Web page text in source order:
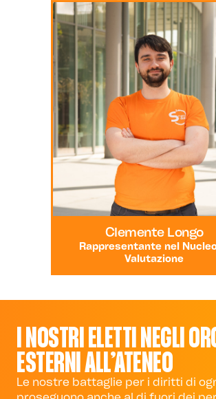
Clemente Longo
Rappresentante nel
Valutazione
I NOSTRI ELETTI NEGLI
ESTERNI ALL’ATENEO
Le nostre battaglie per i diritti di